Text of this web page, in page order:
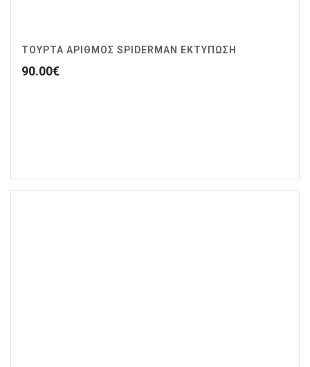
ΤΟΥΡΤΑ ΑΡΙΘΜΟΣ SPIDERMAN ΕΚΤΥΠΩΣΗ
90.00€